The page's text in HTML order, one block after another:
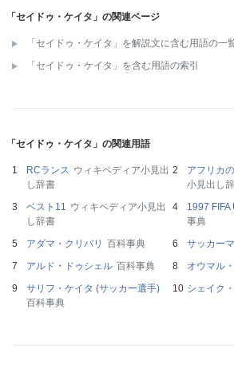
「セイドゥ・ケイタ」の関連ページ
「セイドゥ・ケイタ」を解説文に含む用語の一
「セイドゥ・ケイタ」を含む用語の索引
「セイドゥ・ケイタ」の関連用語
RCランス ウィキペディア小見出
し辞書
アフリカ
小見出し
ベスト11
ウィキペディア小見出
し辞書
1997
事典
アダマ・クリバリ 百科事典 サッカー
アルド・ドゥシェル 百科事典 オウマル
サリフ・ケイタ (サッカー選手)
百科事典
シェイク